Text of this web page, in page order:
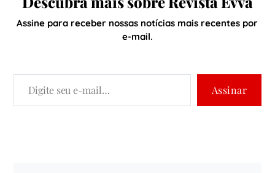
Assine para receber nossas notícias mais recentes por
e-mail.
Assinar